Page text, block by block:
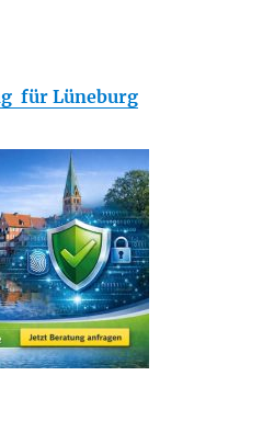
für Lüneburg